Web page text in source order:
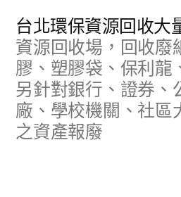
台北環保資源回收大
資源回收場，回收廢
膠、塑膠袋、保利龍
另針對銀行、證券、
廠、學校機關、社區
之資產報廢